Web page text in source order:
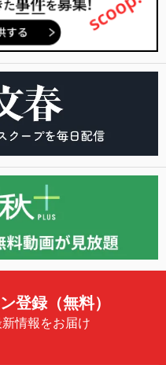
登録（無料）
情報をお届け